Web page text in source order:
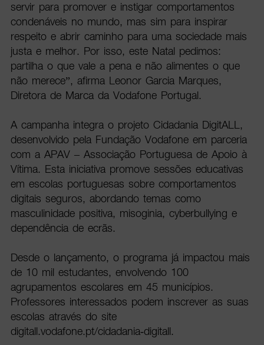
servir para promover e instigar comportamentos
condenáveis no mundo, mas sim para inspirar
respeito e abrir caminho para uma sociedade mais
justa e melhor. Por isso, este Natal pedimos:
partilha o que vale a pena e não alimentes o que
não merece”, afirma Leonor Garcia Marques,
Diretora de Marca da Vodafone Portugal.
A campanha integra o projeto Cidadania DigitALL,
desenvolvido pela Fundação Vodafone em parceria
com a APAV – Associação Portuguesa de Apoio à
Vítima. Esta iniciativa promove sessões educativas
em escolas portuguesas sobre comportamentos
digitais seguros, abordando temas como
masculinidade positiva, misoginia, cyberbullying e
dependência de ecrãs.
Desde o lançamento, o programa já impactou mais
de 10 mil estudantes, envolvendo 100
agrupamentos escolares em 45 municípios.
Professores interessados podem inscrever as suas
escolas através do site
digitall.vodafone.pt/cidadania-digitall.